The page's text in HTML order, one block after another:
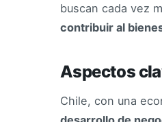
buscan cada vez
contribuir al
Aspectos
Chile, con una